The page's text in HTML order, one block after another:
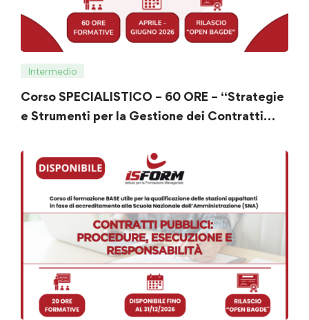
Intermedio
Corso SPECIALISTICO – 60 ORE – “Strategie
e Strumenti per la Gestione dei Contratti